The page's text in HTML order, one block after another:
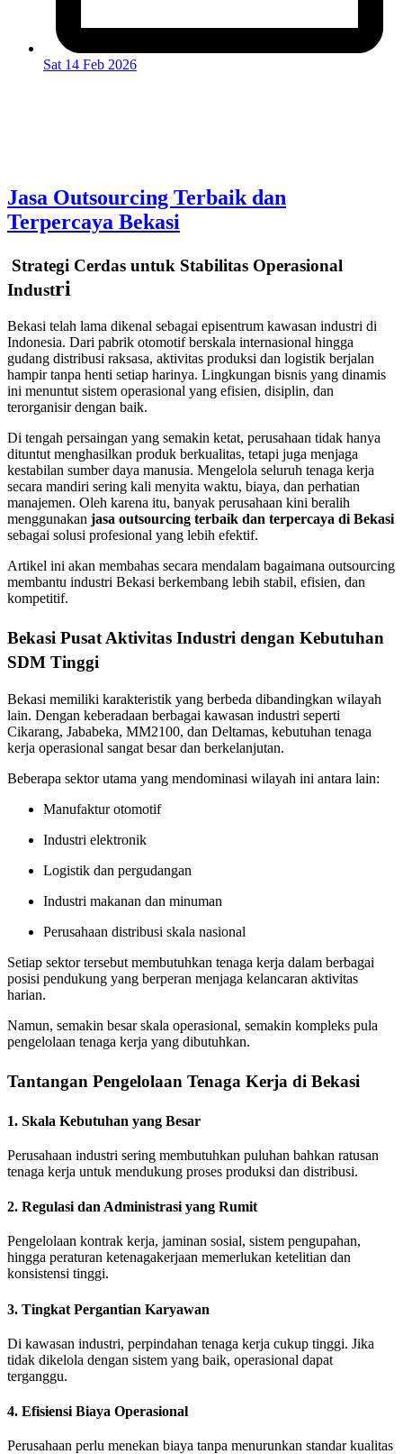
Sat 14 Feb 2026
Jasa Outsourcing Terbaik dan
Terpercaya Bekasi
Strategi Cerdas untuk Stabilitas Operasional
Industri
Bekasi telah lama dikenal sebagai episentrum kawasan industri di
Indonesia. Dari pabrik otomotif berskala internasional hingga
gudang distribusi raksasa, aktivitas produksi dan logistik berjalan
hampir tanpa henti setiap harinya. Lingkungan bisnis yang dinamis
ini menuntut sistem operasional yang efisien, disiplin, dan
terorganisir dengan baik.
Di tengah persaingan yang semakin ketat, perusahaan tidak hanya
dituntut menghasilkan produk berkualitas, tetapi juga menjaga
kestabilan sumber daya manusia. Mengelola seluruh tenaga kerja
secara mandiri sering kali menyita waktu, biaya, dan perhatian
manajemen. Oleh karena itu, banyak perusahaan kini beralih
menggunakan jasa outsourcing terbaik dan terpercaya di Bekasi
sebagai solusi profesional yang lebih efektif.
Artikel ini akan membahas secara mendalam bagaimana outsourcing
membantu industri Bekasi berkembang lebih stabil, efisien, dan
kompetitif.
Bekasi Pusat Aktivitas Industri dengan Kebutuhan
SDM Tinggi
Bekasi memiliki karakteristik yang berbeda dibandingkan wilayah
lain. Dengan keberadaan berbagai kawasan industri seperti
Cikarang, Jababeka, MM2100, dan Deltamas, kebutuhan tenaga
kerja operasional sangat besar dan berkelanjutan.
Beberapa sektor utama yang mendominasi wilayah ini antara lain:
Manufaktur otomotif
Industri elektronik
Logistik dan pergudangan
Industri makanan dan minuman
Perusahaan distribusi skala nasional
Setiap sektor tersebut membutuhkan tenaga kerja dalam berbagai
posisi pendukung yang berperan menjaga kelancaran aktivitas
harian.
Namun, semakin besar skala operasional, semakin kompleks pula
pengelolaan tenaga kerja yang dibutuhkan.
Tantangan Pengelolaan Tenaga Kerja di Bekasi
1. Skala Kebutuhan yang Besar
Perusahaan industri sering membutuhkan puluhan bahkan ratusan
tenaga kerja untuk mendukung proses produksi dan distribusi.
2. Regulasi dan Administrasi yang Rumit
Pengelolaan kontrak kerja, jaminan sosial, sistem pengupahan,
hingga peraturan ketenagakerjaan memerlukan ketelitian dan
konsistensi tinggi.
3. Tingkat Pergantian Karyawan
Di kawasan industri, perpindahan tenaga kerja cukup tinggi. Jika
tidak dikelola dengan sistem yang baik, operasional dapat
terganggu.
4. Efisiensi Biaya Operasional
Perusahaan perlu menekan biaya tanpa menurunkan standar kualitas